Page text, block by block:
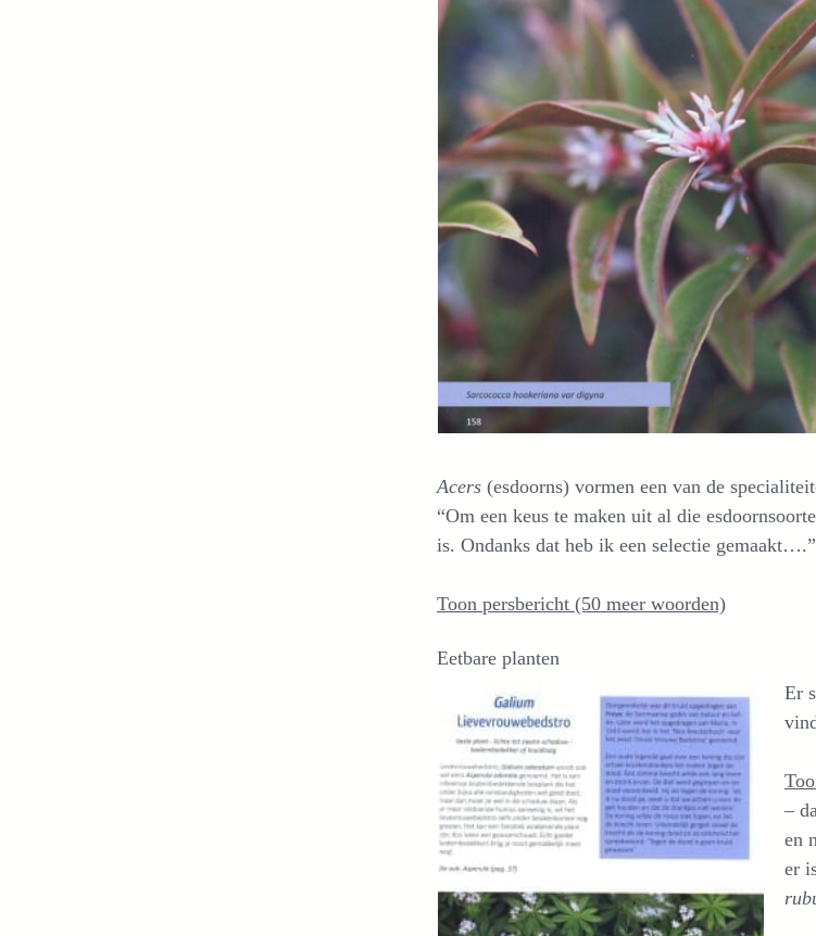
Acers (esdoorns) vormen een van de
“Om een keus te maken uit al die
is. Ondanks dat heb ik een selectie gemaakt….”
Toon persbericht (50 meer woorden)
Eetbare planten
Er
–
en
er